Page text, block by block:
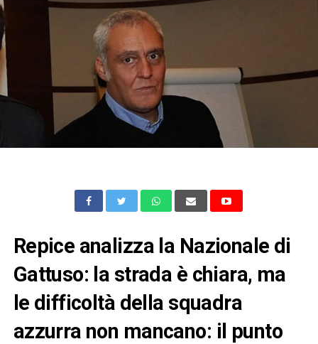
Repice analizza la Nazionale di
Gattuso: la strada è chiara, ma
le difficoltà della squadra
azzurra non mancano: il punto